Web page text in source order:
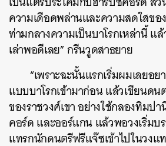
ความเดือดพล่านและความสดใสขอ
ท่ามกลางความเป็นบาโรกเหล่านี้ แ
เล่าพอดีเลย” กรีนวูดสาธยาย
“เพราะฉะนั้นแรกเริ่มผมเลยอ
แบบบาโรกเข้ามาก่อน แล้วเขียนดน
ของราชวงศ์เขา อย่างใช้กลองทิมป
คอร์ด และออร์แกน แล้วพอวงเริ่มบร
แทรกนักดนตรีฟรีแจ๊ซเข้าไปในวงแ
SHARE TWEET